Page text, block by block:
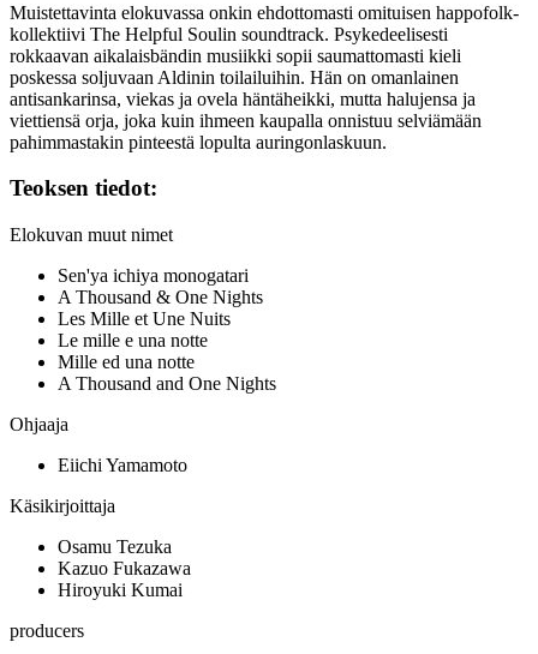
Muistettavinta elokuvassa onkin ehdottomasti omituisen happofolk-
kollektiivi The Helpful Soulin soundtrack. Psykedeelisesti
rokkaavan aikalaisbändin musiikki sopii saumattomasti kieli
poskessa soljuvaan Aldinin toilailuihin. Hän on omanlainen
antisankarinsa, viekas ja ovela häntäheikki, mutta halujensa ja
viettiensä orja, joka kuin ihmeen kaupalla onnistuu selviämään
pahimmastakin pinteestä lopulta auringonlaskuun.
Teoksen tiedot:
Elokuvan muut nimet
Sen'ya ichiya monogatari
A Thousand & One Nights
Les Mille et Une Nuits
Le mille e una notte
Mille ed una notte
A Thousand and One Nights
Ohjaaja
Eiichi Yamamoto
Käsikirjoittaja
Osamu Tezuka
Kazuo Fukazawa
Hiroyuki Kumai
producers